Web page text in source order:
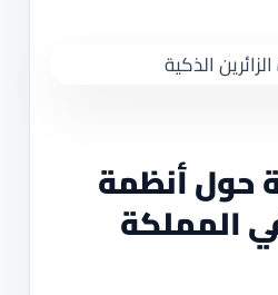
حول أنظمة
المملكة